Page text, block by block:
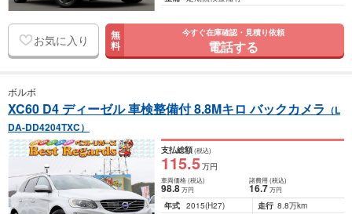
お気に入り 無
料
今すぐ在庫確認・見積り依頼
電話する
ボルボ
XC60 D4 ディーゼル 車検整備付 8.8Mキロ バックカメラ （L
DA-DD4204TXC）
支払総額(税込)
115.5万円
車両価格(税込)
98.8万円
諸費用 (税込)
16.7 万円
年式 2015(H27) 走行 8.8万km